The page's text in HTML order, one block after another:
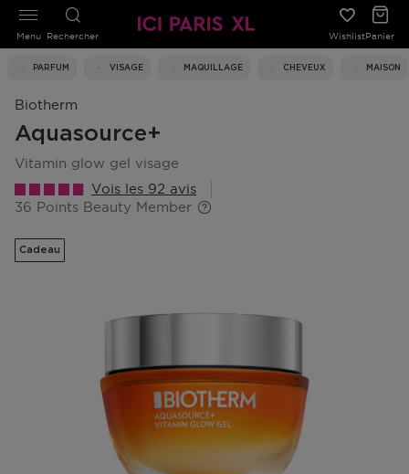
Rechercher WishlistPanier
PARFUM VISAGE MAQUILLAGE CHEVEUX MAISON
Menu
Biotherm
Aquasource+
vitamin glow gel visage
Vois les 92 avis
36 Points Beauty Member
Cadeau